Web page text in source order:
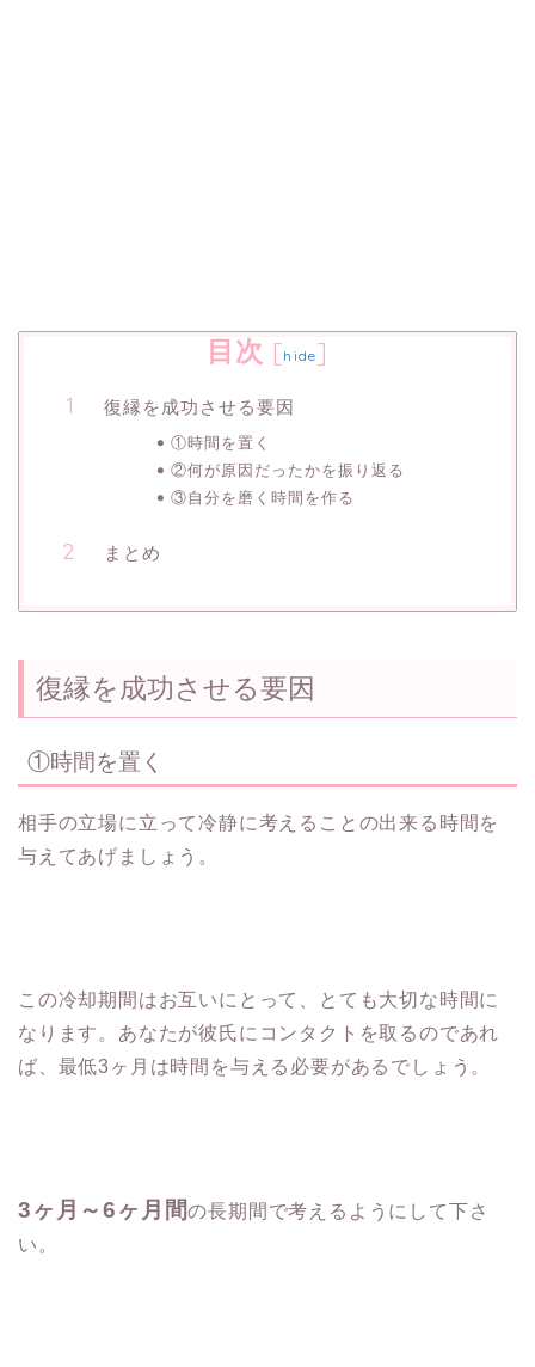
目次 [hide]
復縁を成功させる要因
①時間を置く
②何が原因だったかを振り返る
③自分を磨く時間を作る
まとめ
復縁を成功させる要因
①時間を置く
相手の立場に立って冷静に考えることの出来る時間を
与えてあげま しょう。
この冷却期間はお互いにとって、とても大切な時間に
なります。あなたが彼氏にコンタクトを取るのであれ
ば、 最低3ヶ月は時間を与える必要があるでしょう。
3ヶ月～6ヶ月間の長期間で考えるようにして下さ
い。